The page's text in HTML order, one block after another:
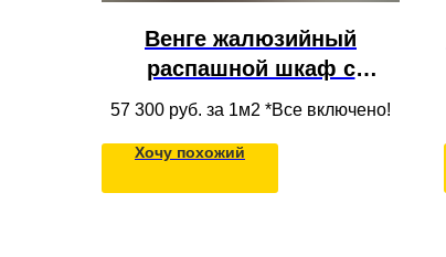
Венге жалюзийный
распашной шкаф с
полками из МДФ в нишу в
наполнением
57 300 руб. за 1м2 *Все включено!
Хочу похожий